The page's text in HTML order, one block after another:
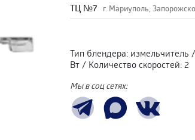
ТЦ №7 г. Мариуполь,
Тип блендера: измельчитель /
Вт / Количество скоростей: 2
Мы в соц сетях: